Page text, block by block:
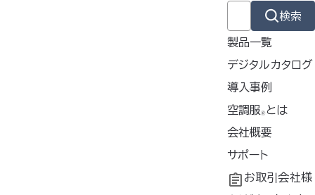
検索
製品一覧
デジタルカタログ
導入事例
導入事例
共同開発
工場シミュレーシ
ョン
空調服🄬 とは
空調服 ®とは
開発秘話
会社概要
企業理念
会社概要
サポート
よくあるご質問
お取引会社様
させていただきます。なくなり次
第、廃番とさせていただきますの
溶接業
物流業